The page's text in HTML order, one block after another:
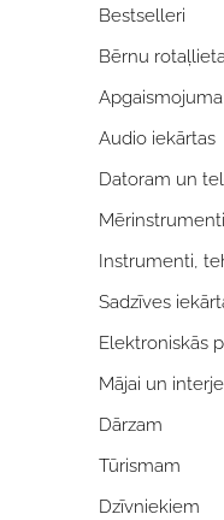
Bestselleri
Bērnu
Audio iekārtas
Datoram un
Mērinstrumenti
Instrumenti,
Sadzīves
Elektroniskās
Mājai un
Dārzam
Tūrismam
Dzīvniekiem